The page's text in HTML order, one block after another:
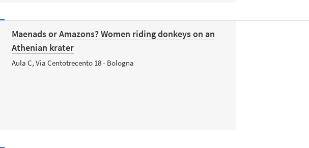
Maenads or Amazons? Women riding donkeys on an
Athenian krater
Aula C, Via Centotrecento 18 - Bologna